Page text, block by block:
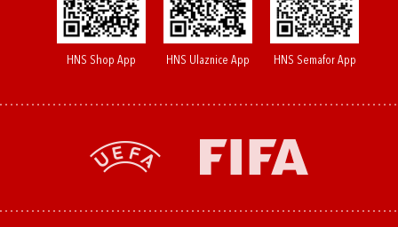
HNS Shop App HNS Ulaznice App HNS Semafor App